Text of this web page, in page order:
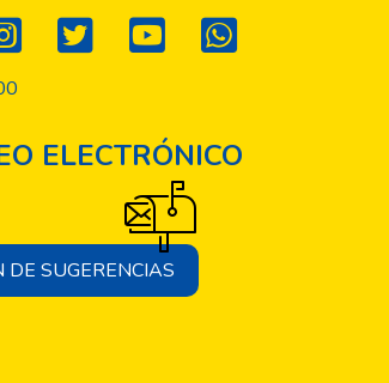
ELECTRÓNICO
DE SUGERENCIAS